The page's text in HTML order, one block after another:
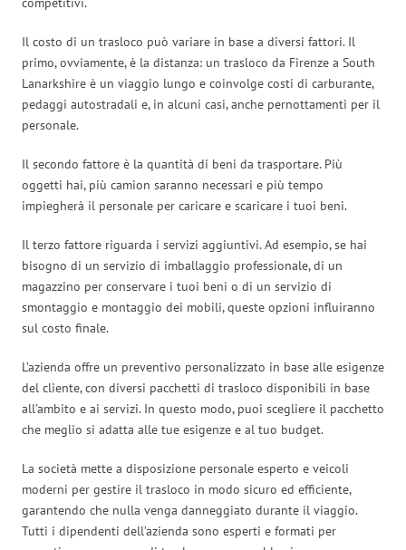
Il costo di un trasloco può variare in base a diversi fattori. Il
primo, ovviamente, è la distanza: un trasloco da Firenze a South
Lanarkshire è un viaggio lungo e coinvolge costi di carburante,
pedaggi autostradali e, in alcuni casi, anche pernottamenti per il
personale.
Il secondo fattore è la quantità di beni da trasportare. Più
oggetti hai, più camion saranno necessari e più tempo
impiegherà il personale per caricare e scaricare i tuoi beni.
Il terzo fattore riguarda i servizi aggiuntivi. Ad esempio, se hai
bisogno di un servizio di imballaggio professionale, di un
magazzino per conservare i tuoi beni o di un servizio di
smontaggio e montaggio dei mobili, queste opzioni influiranno
sul costo finale.
L’azienda offre un preventivo personalizzato in base alle esigenze
del cliente, con diversi pacchetti di trasloco disponibili in base
all’ambito e ai servizi. In questo modo, puoi scegliere il pacchetto
che meglio si adatta alle tue esigenze e al tuo budget.
La società mette a disposizione personale esperto e veicoli
moderni per gestire il trasloco in modo sicuro ed efficiente,
garantendo che nulla venga danneggiato durante il viaggio.
Tutti i dipendenti dell’azienda sono esperti e formati per